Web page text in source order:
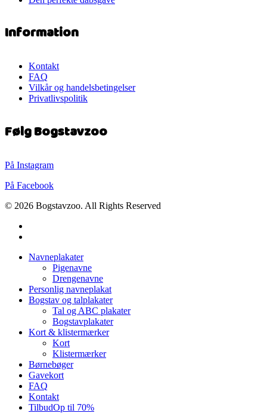
Information
Kontakt
FAQ
Vilkår og handelsbetingelser
Privatlivspolitik
Følg Bogstavzoo
På Instagram
På Facebook
© 2026 Bogstavzoo. All Rights Reserved
Close
Navneplakater
Pigenavne
Drengenavne
Personlig navneplakat
Bogstav og talplakater
Tal og ABC plakater
Bogstavplakater
Kort & klistermærker
Kort
Klistermærker
Børnebøger
Gavekort
FAQ
Kontakt
TilbudOp til 70%